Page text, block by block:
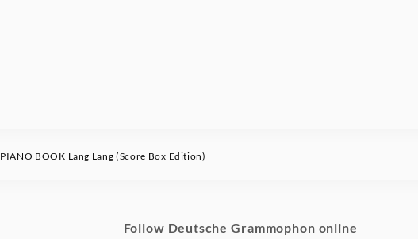
PIANO BOOK Lang Lang (Score Box Edition)
Follow Deutsche Grammophon online